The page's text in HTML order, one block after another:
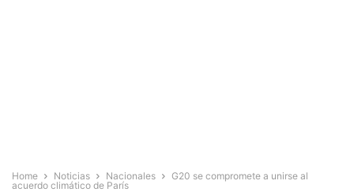
Home Noticias Nacionales
G20 se compromete a unirse al
acuerdo climático de París